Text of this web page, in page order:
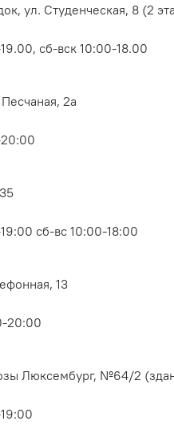
ул. Студенческая, 8 (2
сб-вск 10:00-18.00
2а
сб-вс 10:00-18:00
13
20:00
Люксембург, №64/2